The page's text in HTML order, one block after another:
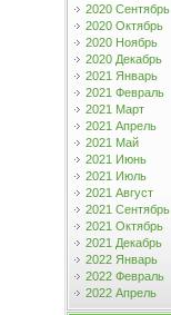
2020 Сентябрь
2020 Октябрь
2020 Ноябрь
2020 Декабрь
2021 Январь
2021 Февраль
2021 Март
2021 Апрель
2021 Май
2021 Июнь
2021 Июль
2021 Август
2021 Сентябрь
2021 Октябрь
2021 Декабрь
2022 Январь
2022 Февраль
2022 Апрель